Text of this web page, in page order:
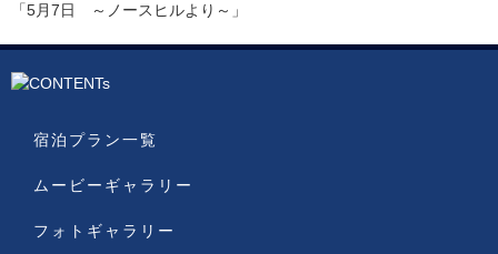
「5月7日 ～ノースヒルより～」
宿泊プラン一覧
ムービーギャラリー
フォトギャラリー